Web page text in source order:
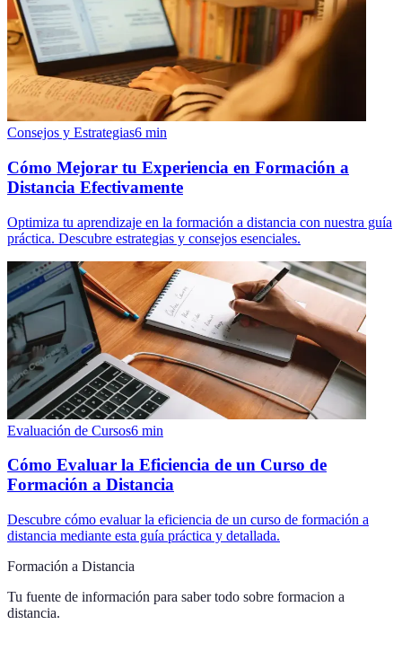
Consejos y Estrategias6 min
Cómo Mejorar tu Experiencia en Formación a
Distancia Efectivamente
Optimiza tu aprendizaje en la formación a distancia con nuestra guía
práctica. Descubre estrategias y consejos esenciales.
Evaluación de Cursos6 min
Cómo Evaluar la Eficiencia de un Curso de
Formación a Distancia
Descubre cómo evaluar la eficiencia de un curso de formación a
distancia mediante esta guía práctica y detallada.
Formación a Distancia
Tu fuente de información para saber todo sobre formacion a
distancia.